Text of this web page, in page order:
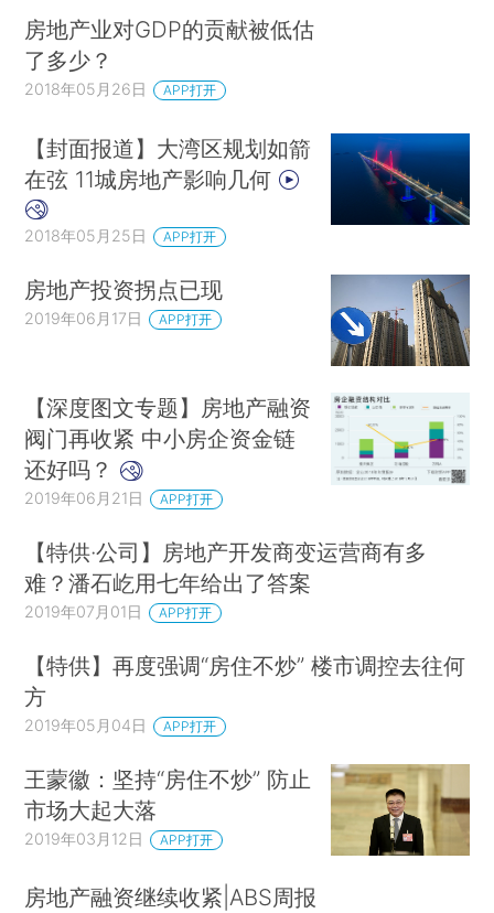
房地产业对GDP的贡献被低估
了多少？
2018年05月26日 APP打开
【封面报道】大湾区规划如箭
在弦 11城房地产影响几何
2018年05月25日 APP打开
房地产投资拐点已现
2019年06月17日 APP打开
【深度图文专题】房地产融资
阀门再收紧 中小房企资金链
还好吗？
2019年06月21日 APP打开
【特供·公司】房地产开发商变运营商有多
难？潘石屹用七年给出了答案
2019年07月01日 APP打开
【特供】再度强调“房住不炒” 楼市调控去往何
方
2019年05月04日 APP打开
王蒙徽：坚持“房住不炒” 防止
市场大起大落
2019年03月12日 APP打开
房地产融资继续收紧|ABS周报